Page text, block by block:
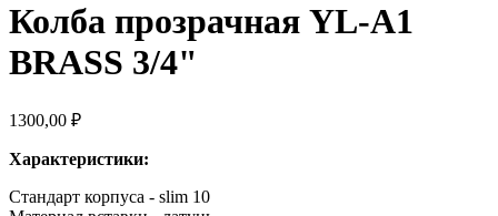
Колба прозрачная YL-A1
BRASS 3/4"
1300,00 ₽
Характеристики:
Стандарт корпуса - slim 10